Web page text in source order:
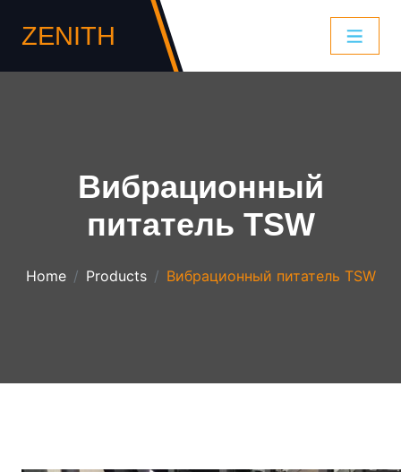
ZENITH
Вибрационный
питатель TSW
Home Products Вибрационный питатель TSW